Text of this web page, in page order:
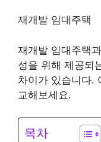
재개발 임대주택
재개발 임대주택
성을 위해 제공되
차이가 있습니다.
교해보세요.
목차